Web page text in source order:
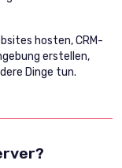
hosten, CRM-
erstellen,
Dinge tun.